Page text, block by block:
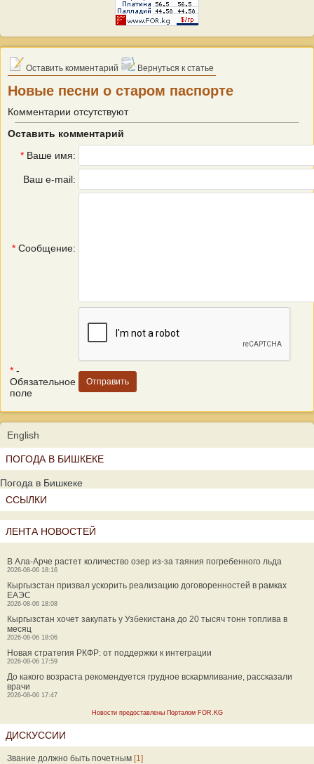
Оставить комментарий Вернуться к статье
Новые песни о старом паспорте
Комментарии отсутствуют
Оставить комментарий
* Ваше имя:
Ваш e-mail:
* Сообщение:
* -
Обязательное
поле
English
ПОГОДА В БИШКЕКЕ
Погода в Бишкеке
ССЫЛКИ
ЛЕНТА НОВОСТЕЙ
В Ала-Арче растет количество озер из-за таяния погребенного льда
2026-08-06 18:16
Кыргызстан призвал ускорить реализацию договоренностей в рамках
ЕАЭС
2026-08-06 18:08
Кыргызстан хочет закупать у Узбекистана до 20 тысяч тонн топлива в
месяц
2026-08-06 18:06
Новая стратегия РКФР: от поддержки к интеграции
2026-08-06 17:59
До какого возраста рекомендуется грудное вскармливание, рассказали
врачи
2026-08-06 17:47
Новости предоставлены Порталом FOR.KG
ДИСКУССИИ
Звание должно быть почетным [1]